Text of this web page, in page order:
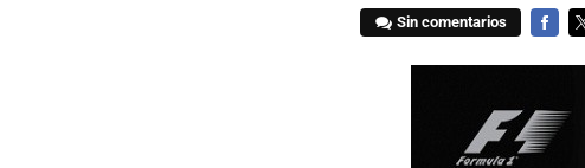
Sin comentarios